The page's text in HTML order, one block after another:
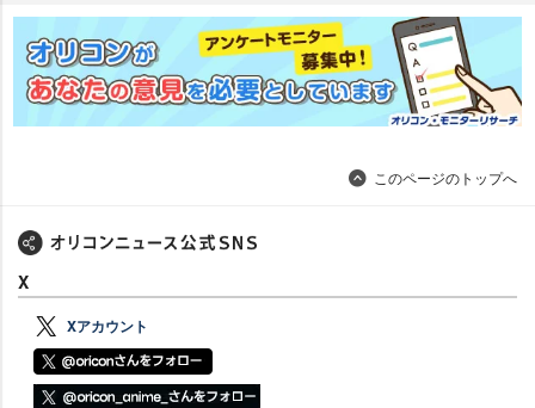
このページのトップへ
X
Xアカウント